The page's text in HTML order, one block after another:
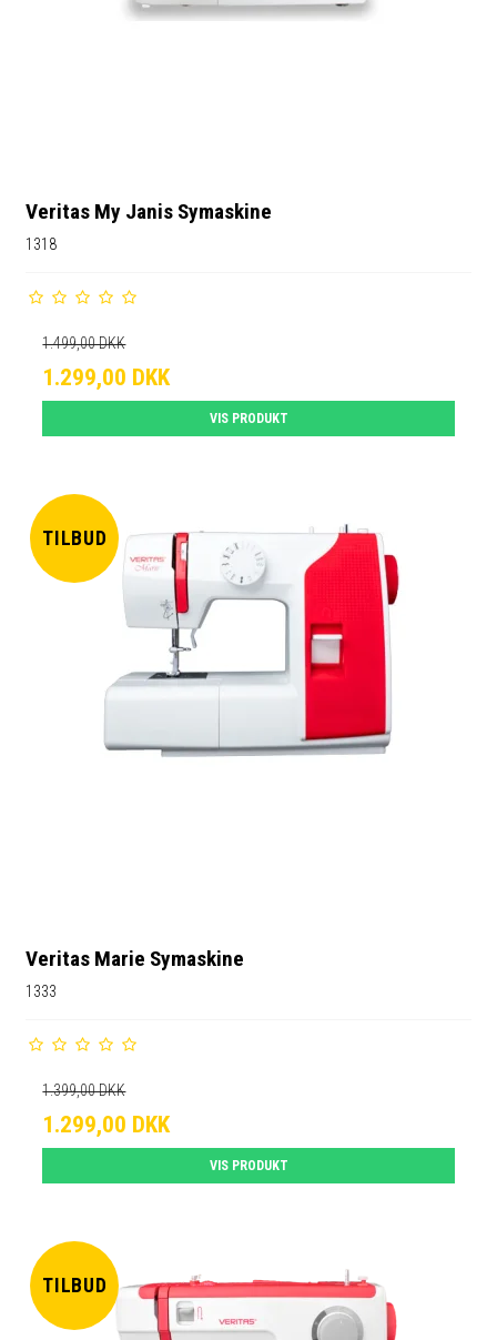
Veritas My Janis Symaskine
1318
1.499,00 DKK
1.299,00 DKK
VIS PRODUKT
TILBUD
Veritas Marie Symaskine
1333
1.399,00 DKK
1.299,00 DKK
VIS PRODUKT
TILBUD